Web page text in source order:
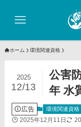
ホーム 環境関連資格
公害
年 水
2025
12/13
広告 環境関連資格
2025年12月11日